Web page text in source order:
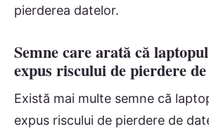
pierderea datelor.
Semne care arată că
expus riscului de pierdere
Există mai multe semne că
expus riscului de pierdere de